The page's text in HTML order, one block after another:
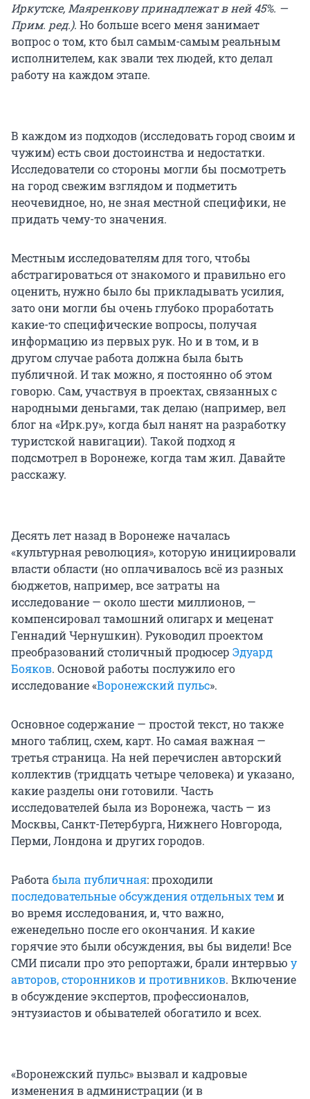
Иркутске, Маяренкову принадлежат в ней 45%. —
Прим. ред.). Но больше всего меня занимает
вопрос о том, кто был самым-самым реальным
исполнителем, как звали тех людей, кто делал
работу на каждом этапе.
В каждом из подходов (исследовать город своим и
чужим) есть свои достоинства и недостатки.
Исследователи со стороны могли бы посмотреть
на город свежим взглядом и подметить
неочевидное, но, не зная местной специфики, не
придать чему-то значения.
Местным исследователям для того, чтобы
абстрагироваться от знакомого и правильно его
оценить, нужно было бы прикладывать усилия,
зато они могли бы очень глубоко проработать
какие-то специфические вопросы, получая
информацию из первых рук. Но и в том, и в
другом случае работа должна была быть
публичной. И так можно, я постоянно об этом
говорю. Сам, участвуя в проектах, связанных с
народными деньгами, так делаю (например, вел
блог на «Ирк.ру», когда был нанят на разработку
туристской навигации). Такой подход я
подсмотрел в Воронеже, когда там жил. Давайте
расскажу.
Десять лет назад в Воронеже началась
«культурная революция», которую инициировали
власти области (но оплачивалось всё из разных
бюджетов, например, все затраты на
исследование — около шести миллионов, —
компенсировал тамошний олигарх и меценат
Геннадий Чернушкин). Руководил проектом
преобразований столичный продюсер Эдуард
Бояков. Основой работы послужило его
исследование «Воронежский пульс».
Основное содержание — простой текст, но также
много таблиц, схем, карт. Но самая важная —
третья страница. На ней перечислен авторский
коллектив (тридцать четыре человека) и указано,
какие разделы они готовили. Часть
исследователей была из Воронежа, часть — из
Москвы, Санкт-Петербурга, Нижнего Новгорода,
Перми, Лондона и других городов.
Работабыла публичная: проходили
последовательные обсуждения отдельных теми
во время исследования, и, что важно,
еженедельно после его окончания. И какие
горячие это были обсуждения, вы бы видели! Все
СМИ писали про это репортажи, брали интервью у
авторов, сторонников и противников. Включение
в обсуждение экспертов, профессионалов,
энтузиастов и обывателей обогатило и всех.
«Воронежский пульс» вызвал и кадровые
изменения в администрации (и в